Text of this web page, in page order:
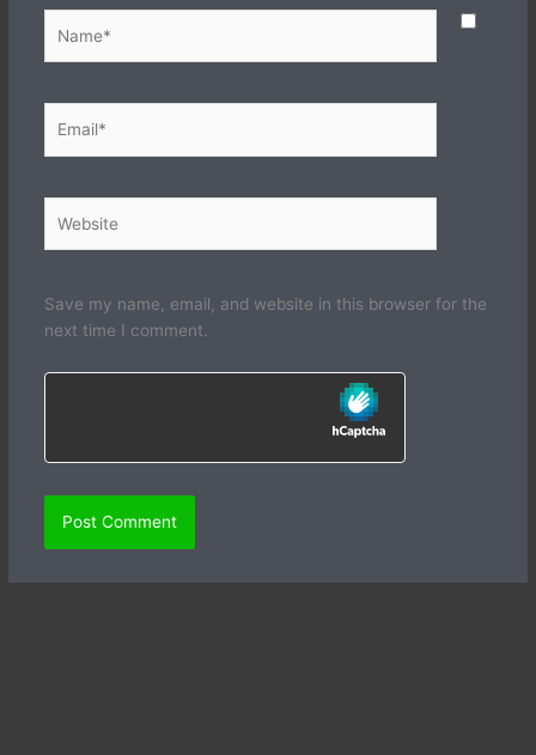
Save my name, email, and website in this browser for the
next time I comment.